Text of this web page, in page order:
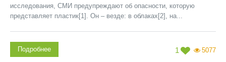
исследования, СМИ предупреждают об опасности, которую
представляет пластик[1]. Он – везде: в облаках[2], на...
1 5077
Подробнее